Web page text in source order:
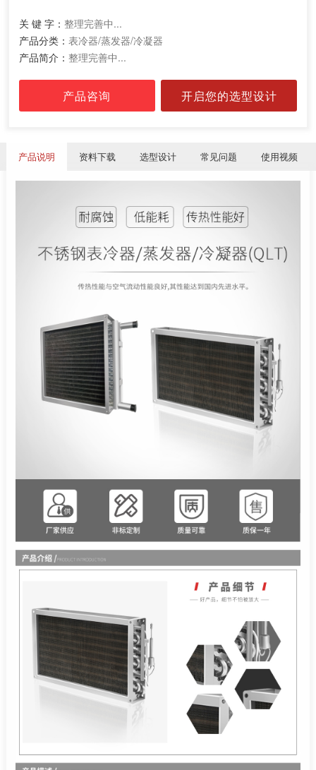
关 键 字： 整理完善中...
产品分类： 表冷器/蒸发器/冷凝器
产品简介： 整理完善中...
产品咨询 开启您的选型设计
产品说明 资料下载 选型设计 常见问题 使用视频